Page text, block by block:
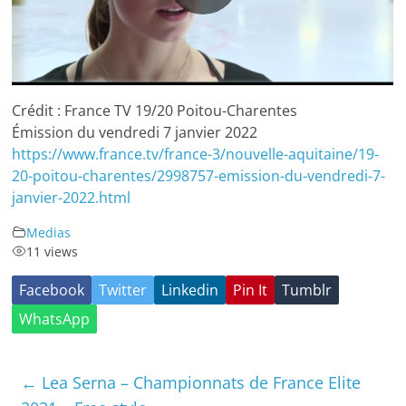
tous
passionnés
artistique.
Crédit : France TV 19/20 Poitou-Charentes
Émission du vendredi 7 janvier 2022
https://www.france.tv/france-3/nouvelle-aquitaine/19-
20-poitou-charentes/2998757-emission-du-vendredi-7-
janvier-2022.html
Medias
11 views
Facebook Twitter Linkedin Pin It
Tumblr
WhatsApp
← Lea Serna – Championnats de France Elite